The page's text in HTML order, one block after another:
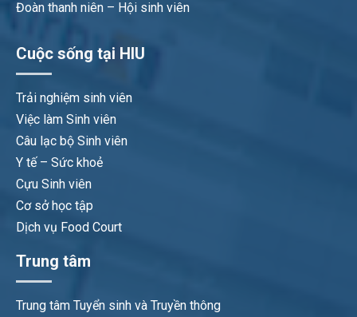
Đoàn thanh niên – Hội sinh viên
Cuộc sống tại HIU
Trải nghiệm sinh viên
Việc làm Sinh viên
Câu lạc bộ Sinh viên
Y tế – Sức khoẻ
Cựu Sinh viên
Cơ sở học tập
Dịch vụ Food Court
Trung tâm
Trung tâm Tuyển sinh và Truyền thông